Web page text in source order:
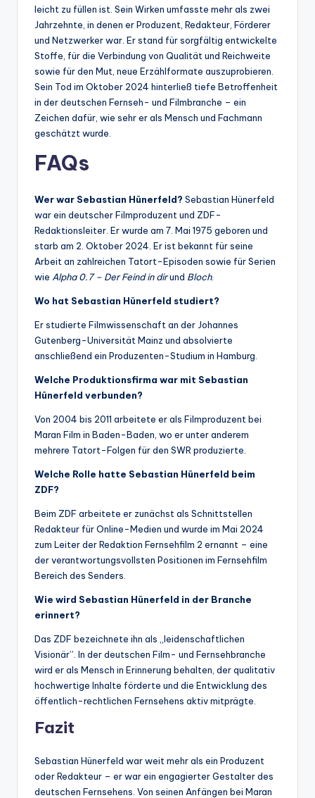
leicht zu füllen ist. Sein Wirken umfasste mehr als zwei
Jahrzehnte, in denen er Produzent, Redakteur, Förderer
und Netzwerker war. Er stand für sorgfältig entwickelte
Stoffe, für die Verbindung von Qualität und Reichweite
sowie für den Mut, neue Erzählformate auszuprobieren.
Sein Tod im Oktober 2024 hinterließ tiefe Betroffenheit
in der deutschen Fernseh- und Filmbranche – ein
Zeichen dafür, wie sehr er als Mensch und Fachmann
geschätzt wurde.
FAQs
Wer war Sebastian Hünerfeld? Sebastian Hünerfeld
war ein deutscher Filmproduzent und ZDF-
Redaktionsleiter. Er wurde am 7. Mai 1975 geboren und
starb am 2. Oktober 2024. Er ist bekannt für seine
Arbeit an zahlreichen Tatort-Episoden sowie für Serien
wie Alpha 0.7 – Der Feind in dirund Bloch.
Wo hat Sebastian Hünerfeld studiert?
Er studierte Filmwissenschaft an der Johannes
Gutenberg-Universität Mainz und absolvierte
anschließend ein Produzenten-Studium in Hamburg.
Welche Produktionsfirma war mit Sebastian
Hünerfeld verbunden?
Von 2004 bis 2011 arbeitete er als Filmproduzent bei
Maran Film in Baden-Baden, wo er unter anderem
mehrere Tatort-Folgen für den SWR produzierte.
Welche Rolle hatte Sebastian Hünerfeld beim
ZDF?
Beim ZDF arbeitete er zunächst als Schnittstellen
Redakteur für Online-Medien und wurde im Mai 2024
zum Leiter der Redaktion Fernsehfilm 2 ernannt – eine
der verantwortungsvollsten Positionen im Fernsehfilm
Bereich des Senders.
Wie wird Sebastian Hünerfeld in der Branche
erinnert?
Das ZDF bezeichnete ihn als „leidenschaftlichen
Visionär”. In der deutschen Film- und Fernsehbranche
wird er als Mensch in Erinnerung behalten, der qualitativ
hochwertige Inhalte förderte und die Entwicklung des
öffentlich-rechtlichen Fernsehens aktiv mitprägte.
Fazit
Sebastian Hünerfeld war weit mehr als ein Produzent
oder Redakteur – er war ein engagierter Gestalter des
deutschen Fernsehens. Von seinen Anfängen bei Maran